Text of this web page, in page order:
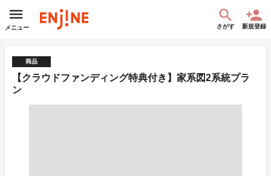
メニュー さがす 新規登録
商品
【クラウドファンディング特典付き】家系図2系統プラ
ン